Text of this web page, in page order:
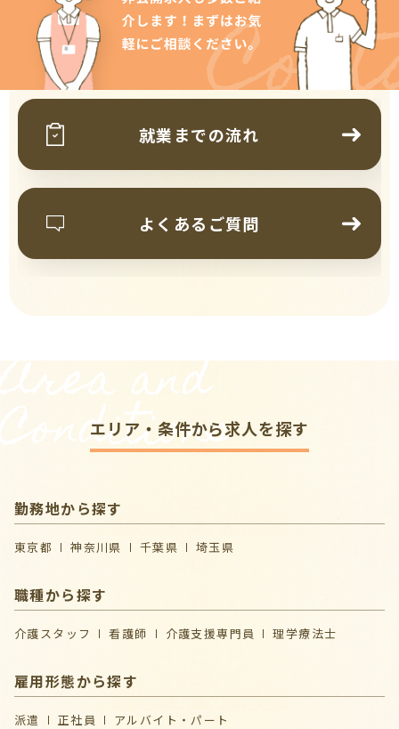
就業までの流れ
よくあるご質問
Area and
Conditions
エリア・条件から求人を探す
勤務地から探す
東京都 神奈川県 千葉県 埼玉県
職種から探す
介護スタッフ 看護師 介護支援専門員 理学療法士
雇用形態から探す
派遣 正社員 アルバイト・パート